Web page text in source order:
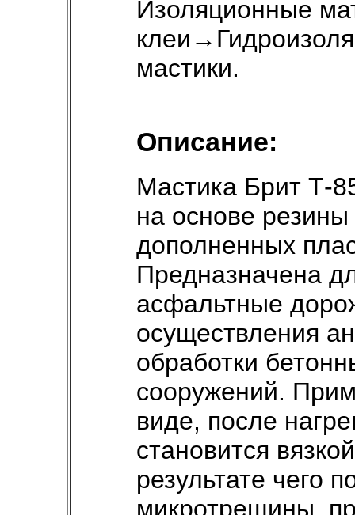
Изоляционные
клеи →
мастики.
Описание:
Мастика Брит Т-
на основе
дополненных
Предназначена
асфальтные
осуществления
обработки
сооружений.
виде, после
становится
результате чего
микротрещины,